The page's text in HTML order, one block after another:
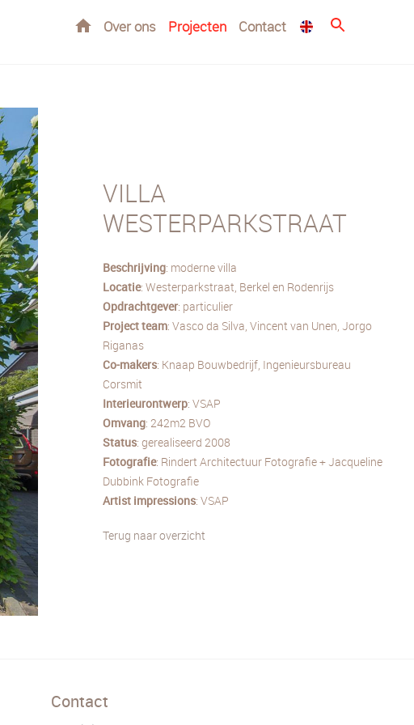
HomeOver ons Projecten Contact
VILLA
WESTERPARKSTRAAT
Beschrijving: moderne villa
Locatie: Westerparkstraat, Berkel en Rodenrijs
Opdrachtgever: particulier
Projectteam: Vasco da Silva, Vincent van Unen, Jorgo
Riganas
Co-makers: Knaap Bouwbedrijf, Ingenieursbureau
Corsmit
Interieurontwerp: VSAP
Omvang: 242m2 BVO
Status: gerealiseerd 2008
Fotografie: Rindert Architectuur Fotografie + Jacqueline
Dubbink Fotografie
Artist impressions: VSAP
Terug naar overzicht
Contact